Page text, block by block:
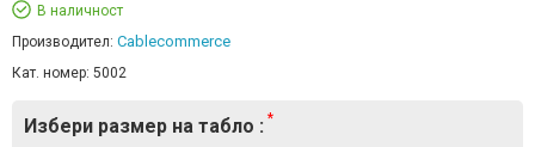
В наличност
Производител: Cablecommerce
Кат. номер: 5002
Избери размер на табло :